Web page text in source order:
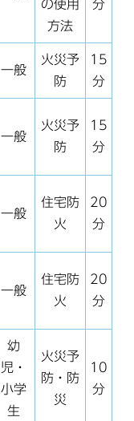
の使用
方法
分
一般
火災予
防
15
分
一般
火災予
防
15
分
一般
住宅防
火
20
分
一般
住宅防
火
20
分
幼
児・
小学
生
火災予
防・防
災
10
分